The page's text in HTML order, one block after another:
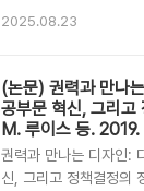
이너가 혁신업무를 주도
체계를 정착시키고, 리
등 제도적 장치를 통해
만들어가야 할 것이다.
국과 유럽 사례를 통해
실성과 복잡성을 다루
은 정책혁신의 새로운
며, 이에 따라 정부와 디
역량이 요구된다. 공동
공정책 혁신 디자인
2025.08.23
(논문) 권력과 만나
공부문 혁신, 그리고
M. 루이스 등. 2019.
권력과 만나는 디자인:
신, 그리고 정책결정